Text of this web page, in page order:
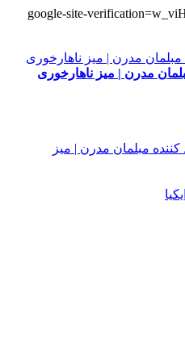
google-site-
مدرن | میز ناهارخوری